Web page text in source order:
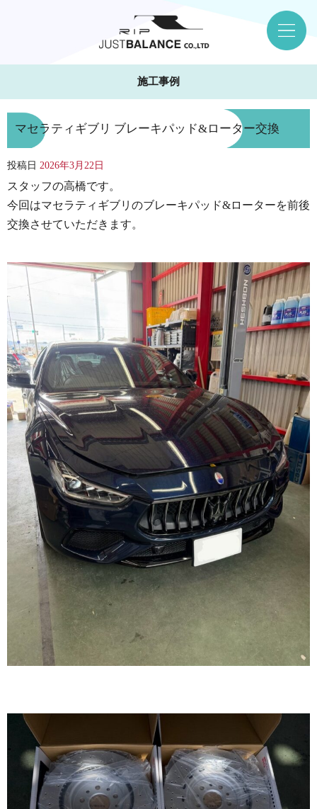
施工事例
マセラティギブリ ブレーキパッド&ローター交換
投稿日 2026年3月22日
スタッフの高橋です。
今回はマセラティギブリのブレーキパッド&ローターを前後
交換させていただきます。